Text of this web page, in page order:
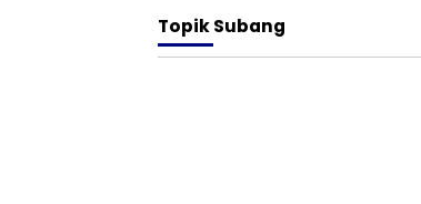
TopikSubang